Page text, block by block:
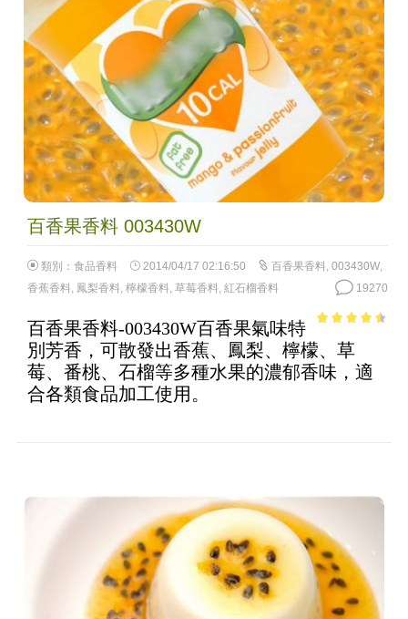
百香果香料 003430W
類別： 食品香料 2014/04/17 02:16:50 百香果香料, 003430W,
香蕉香料, 鳳梨香料, 檸檬香料, 草莓香料, 紅石榴香料 19270
of 5
百香果香料-003430W百香果氣味特
別芳香，可散發出香蕉、鳳梨、檸檬、草
莓、番桃、石榴等多種水果的濃郁香味，適
合各類食品加工使用。